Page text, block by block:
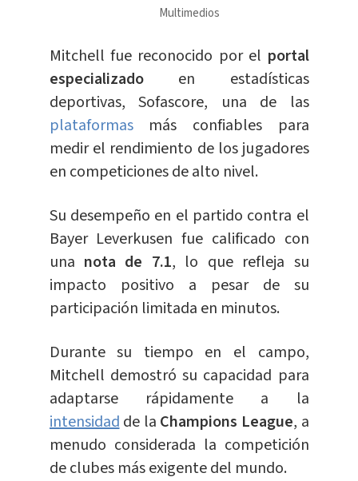
Multimedios
Mitchell fue reconocido por el portal
especializado en estadísticas
deportivas, Sofascore, una de las
plataformas
más confiables para
medir el rendimiento de los jugadores
en competiciones de alto nivel.
Su desempeño en el partido contra el
Bayer Leverkusen fue calificado con
una nota de 7.1, lo que refleja su
impacto positivo a pesar de su
participación limitada en minutos.
Durante su tiempo en el campo,
Mitchell demostró su capacidad para
adaptarse rápidamente a la
intensidadde la Champions League, a
menudo considerada la competición
de clubes más exigente del mundo.